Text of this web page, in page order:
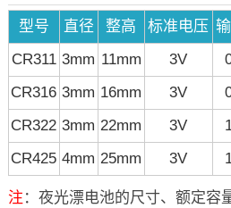
型号 直径 整高 标准电压
CR311 3mm 11mm 3V
CR316 3mm 16mm 3V
CR322 3mm 22mm 3V
CR425 4mm 25mm 3V
注 ：夜光漂电池的尺寸、额定容